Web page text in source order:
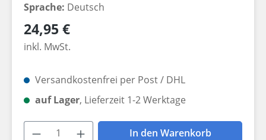
Sprache: Deutsch
Regulärer Preis:
24,95 €
inkl. MwSt.
Versandkostenfrei per Post / DHL
auf Lager, Lieferzeit 1-2 Werktage
Produkt Anzahl: Gib den
In den Warenkorb